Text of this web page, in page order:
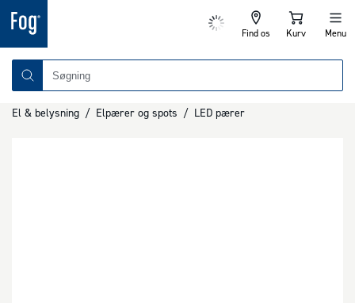
Find os Kurv Menu
El & belysning / Elpærer og spots / LED pærer